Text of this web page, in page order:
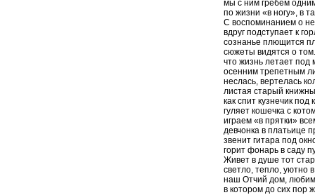
мы с ним гребем
по жизни «в ногу», в
С воспоминанием о
вдруг подступает к
сознанье плющится
сюжеты видятся о
что жизнь летает под
осенним трепетным
неслась, вертелась
листая старый
как спит кузнечик под
гуляет кошечка с
играем «в прятки»
девчонка в платьице
звенит гитара под
горит фонарь в саду
Живет в душе тот
светло, тепло, уютно
наш Отчий дом,
в котором до сих пор